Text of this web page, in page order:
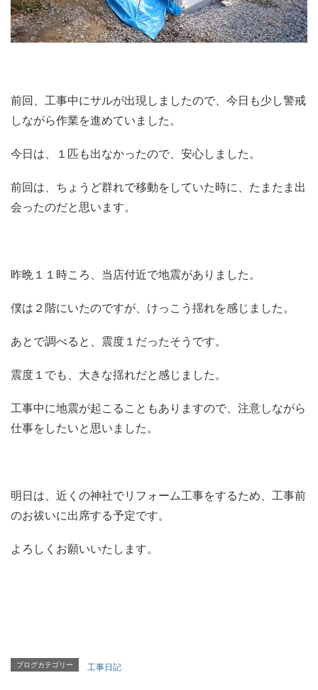
前回、工事中にサルが出現しましたので、今日も少し警戒
しながら作業を進めていました。
今日は、１匹も出なかったので、安心しました。
前回は、ちょうど群れで移動をしていた時に、たまたま出
会ったのだと思います。
昨晩１１時ころ、当店付近で地震がありました。
僕は２階にいたのですが、けっこう揺れを感じました。
あとで調べると、震度１だったそうです。
震度１でも、大きな揺れだと感じました。
工事中に地震が起こることもありますので、注意しながら
仕事をしたいと思いました。
明日は、近くの神社でリフォーム工事をするため、工事前
のお祓いに出席する予定です。
よろしくお願いいたします。
ブログカテゴリー 工事日記